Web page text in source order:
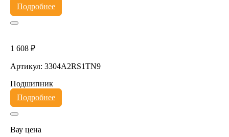
Подробнее
1 608 ₽
Артикул: 3304A2RS1TN9
Подшипник
Подробнее
Вау цена